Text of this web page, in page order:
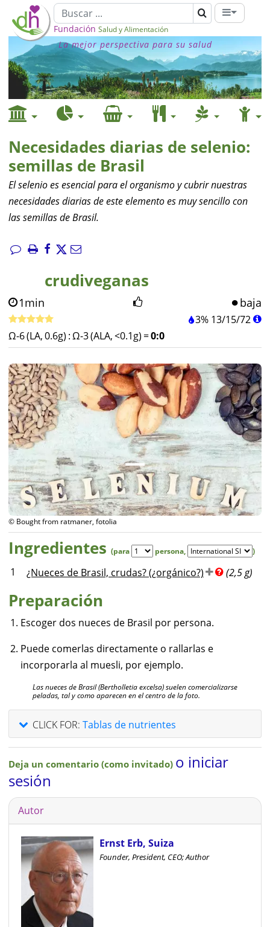
Fundación Salud y Alimentación
La mejor perspectiva para su salud
Necesidades diarias de selenio:
semillas de Brasil
El selenio es esencial para el organismo y cubrir nuestras
necesidades diarias de este elemento es muy sencillo con
las semillas de Brasil.
crudiveganas
1min baja
3% 13/15/72
Ω-6 (LA, 0.6g) :Ω-3 (ALA, <0.1g) =0:0
© Bought from ratmaner, fotolia
Ingredientes (para persona, )
1 ¿Nueces de Brasil, crudas? (¿orgánico?) (2,5 g)
Preparación
Escoger dos nueces de Brasil por persona.
Puede comerlas directamente o rallarlas e
incorporarla al muesli, por ejemplo.
Las nueces de Brasil (Bertholletia excelsa) suelen comercializarse
peladas, tal y como aparecen en el centro de la foto.
CLICK FOR: Tablas de nutrientes
Deja un comentario (como invitado) o iniciar
sesión
Autor
Ernst Erb, Suiza
Founder, President, CEO; Author